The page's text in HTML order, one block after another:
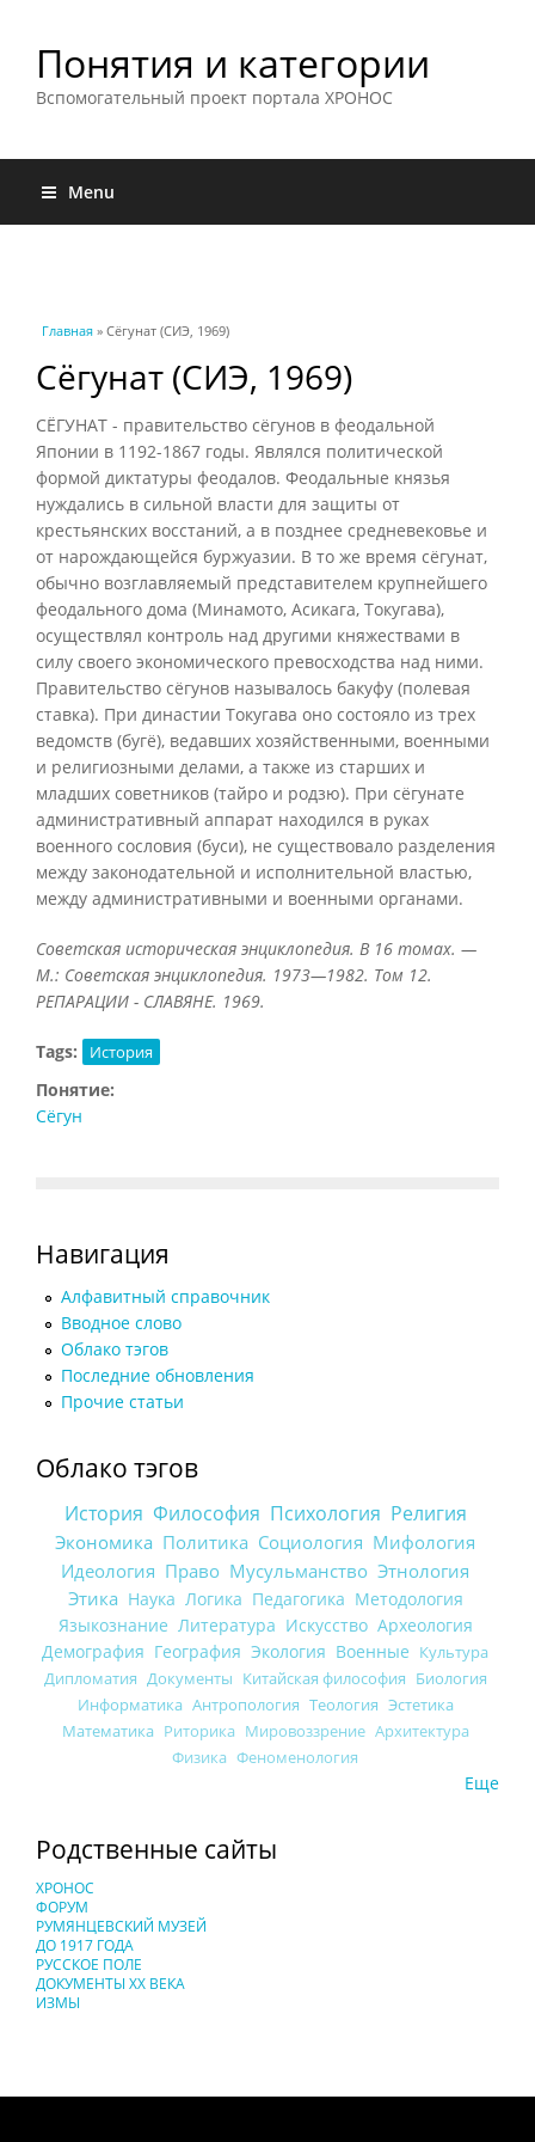
Понятия и категории
Вспомогательный проект портала ХРОНОС
Menu
Вы здесь
Главная » Сёгунат (СИЭ, 1969)
Сёгунат (СИЭ, 1969)
СЁГУНАТ - правительство сёгунов в феодальной
Японии в 1192-1867 годы. Являлся политической
формой диктатуры феодалов. Феодальные князья
нуждались в сильной власти для защиты от
крестьянских восстаний, а в позднее средневековье и
от нарождающейся буржуазии. В то же время сёгунат,
обычно возглавляемый представителем крупнейшего
феодального дома (Минамото, Асикага, Токугава),
осуществлял контроль над другими княжествами в
силу своего экономического превосходства над ними.
Правительство сёгунов называлось бакуфу (полевая
ставка). При династии Токугава оно состояло из трех
ведомств (бугё), ведавших хозяйственными, военными
и религиозными делами, а также из старших и
младших советников (тайро и родзю). При сёгунате
административный аппарат находился в руках
военного сословия (буси), не существовало разделения
между законодательной и исполнительной властью,
между административными и военными органами.
Советская историческая энциклопедия. В 16 томах. —
М.: Советская энциклопедия. 1973—1982. Том 12.
РЕПАРАЦИИ - СЛАВЯНЕ. 1969.
Tags: История
Понятие:
Сёгун
Навигация
Алфавитный справочник
Вводное слово
Облако тэгов
Последние обновления
Прочие статьи
Облако тэгов
История Философия Психология Религия
Экономика Политика Социология Мифология
Идеология Право Мусульманство Этнология
Этика Наука Логика Педагогика Методология
Языкознание Литература Искусство Археология
Демография География Экология Военные Культура
Дипломатия Документы Китайская философия Биология
Информатика Антропология Теология Эстетика
Математика Риторика Мировоззрение Архитектура
Физика Феноменология
Еще
Родственные сайты
ХРОНОС
ФОРУМ
РУМЯНЦЕВСКИЙ МУЗЕЙ
ДО 1917 ГОДА
РУССКОЕ ПОЛЕ
ДОКУМЕНТЫ XX ВЕКА
ИЗМЫ